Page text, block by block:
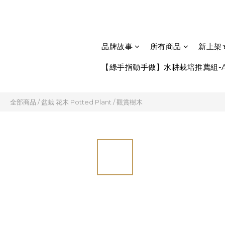
品牌故事 所有商品 新上
【綠手指動手做】水耕栽培推薦
全部商品 /盆栽 花木 Potted Plant /觀賞樹木